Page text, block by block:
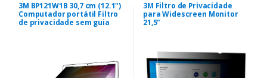
3M BP121W1B 30,7 cm (12.1")
Computador portátil Filtro
de privacidade sem guia
3M Filtro de Privacidade
para Widescreen Monitor
21,5"